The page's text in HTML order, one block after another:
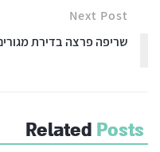
Next Post
שריפה פרצה בדירת
Related Posts